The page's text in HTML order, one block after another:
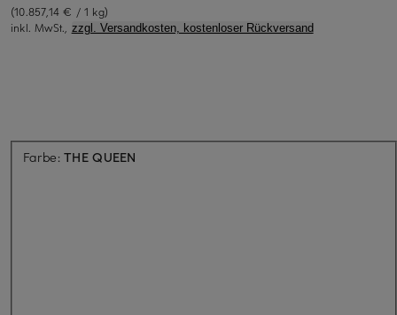
(10.857,14 € / 1 kg)
inkl. MwSt., zzgl. Versandkosten, kostenloser Rückversand
Farbe:THE QUEEN